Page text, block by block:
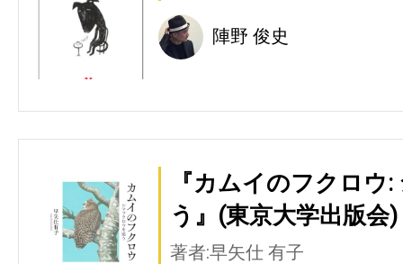
陣野 俊史
『カムイのフクロウ
う』(東京大学出版会)
著者:早矢仕 有子